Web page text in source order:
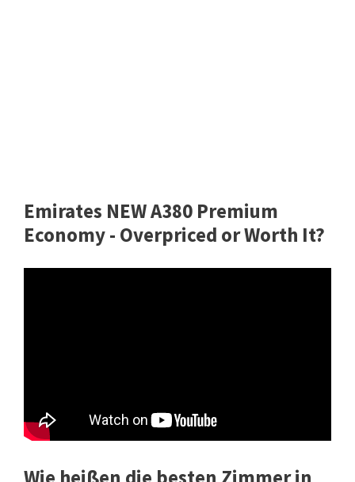
Emirates NEW A380 Premium
Economy - Overpriced or Worth It?
Wie heißen die besten Zimmer in